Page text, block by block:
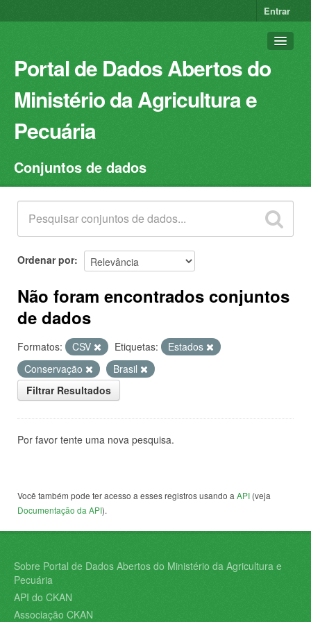
Entrar
Portal de Dados Abertos do
Ministério da Agricultura e
Pecuária
Conjuntos de dados
Organizações
Grupos
Sobre
Conjuntos de dados
Ordenar por
Não foram encontrados conjuntos
de dados
Formatos: CSV Etiquetas:
Estados
Conservação
Brasil
Filtrar Resultados
Por favor tente uma nova pesquisa.
Você também pode ter acesso a esses registros usando a API (veja
Documentação da API).
Sobre Portal de Dados Abertos do Ministério da Agricultura e
Pecuária
API do CKAN
Associação CKAN